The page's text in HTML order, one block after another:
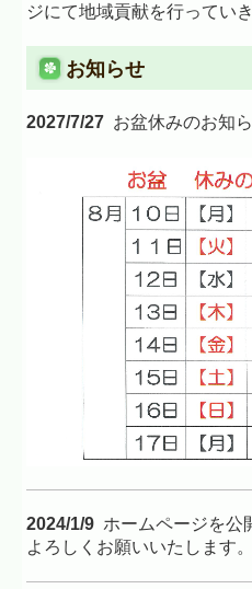
ジにて地域貢献を行っていき
お知らせ
2027/7/27 お盆休みのお知
2024/1/9 ホームページを公
よろしくお願いいたします。